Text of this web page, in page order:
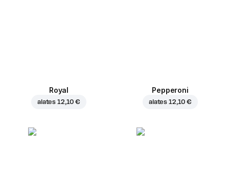
Royal
alates 12,10 €
Pepperoni
alates 12,10 €